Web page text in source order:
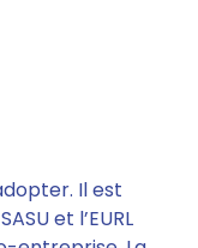
Il est
et l’EURL